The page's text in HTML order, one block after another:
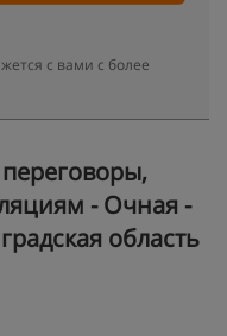
с вами с более
- Очная -
область